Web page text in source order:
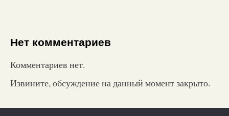
Нет комментариев
Комментариев нет.
Извините, обсуждение на данный момент закрыто.